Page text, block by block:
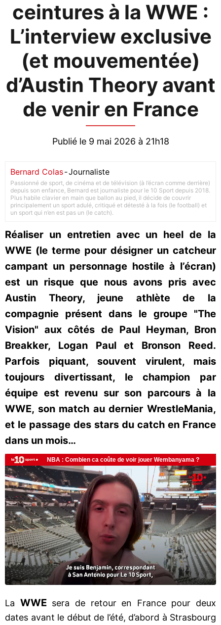
ceintures à la WWE :
L’interview exclusive
(et mouvementée)
d’Austin Theory avant
de venir en France
Publié le 9 mai 2026 à 21h18
Bernard Colas-Journaliste
Passionné de sport, de cinéma et de télévision (à l’écran comme derrière)
depuis son enfance, Bernard est journaliste pour le 10 Sport depuis 2018.
Plus habile clavier en main que ballon au pied, il décide de couvrir
principalement un sport adulé, critiqué et détesté à la fois (le football) et
un sport qui n’en est pas un (le catch).
Réaliser un entretien avec un heel de la
WWE (le terme pour désigner un catcheur
campant un personnage hostile à l’écran)
est un risque que nous avons pris avec
Austin Theory, jeune athlète de la
compagnie présent dans le groupe "The
Vision" aux côtés de Paul Heyman, Bron
Breakker, Logan Paul et Bronson Reed.
Parfois piquant, souvent virulent, mais
toujours divertissant, le champion par
équipe est revenu sur son parcours à la
WWE, son match au dernier WrestleMania,
et le passage des stars du catch en France
dans un mois…
La WWE sera de retour en France pour deux
dates avant le début de l’été, d’abord à Strasbourg